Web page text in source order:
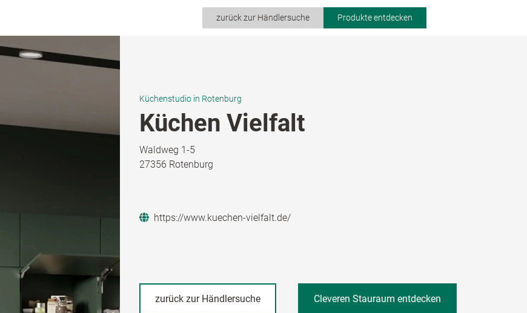
zurück zur Händlersuche Produkte entdecken
Küchenstudio in Rotenburg
Küchen Vielfalt
Waldweg 1-5
27356 Rotenburg
https://www.kuechen-vielfalt.de/
zurück zur Händlersuche Cleveren Stauraum entdecken